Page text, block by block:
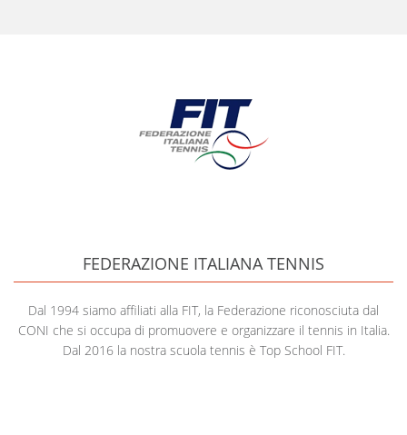
FEDERAZIONE ITALIANA TENNIS
Dal 1994 siamo affiliati alla FIT, la Federazione riconosciuta dal
CONI che si occupa di promuovere e organizzare il tennis in Italia.
Dal 2016 la nostra scuola tennis è Top School FIT.